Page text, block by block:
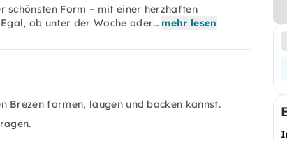
Form – mit einer herzhaften
ob unter der Woche oder… mehr lesen
Brezen formen, laugen und backen kannst.